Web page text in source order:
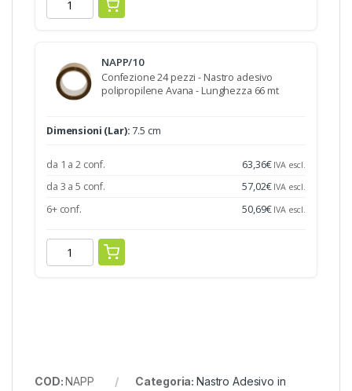
NAPP/10
Confezione 24 pezzi - Nastro adesivo
polipropilene Avana - Lunghezza 66 mt
Dimensioni (Lar): 7.5 cm
da 1 a 2 conf. 63,36€ IVA escl.
da 3 a 5 conf. 57,02€ IVA escl.
6+ conf. 50,69€ IVA escl.
COD:NAPP Categoria: Nastro Adesivo in